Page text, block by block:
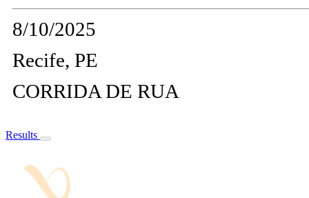
8/10/2025
Recife, PE
CORRIDA DE RUA
Results